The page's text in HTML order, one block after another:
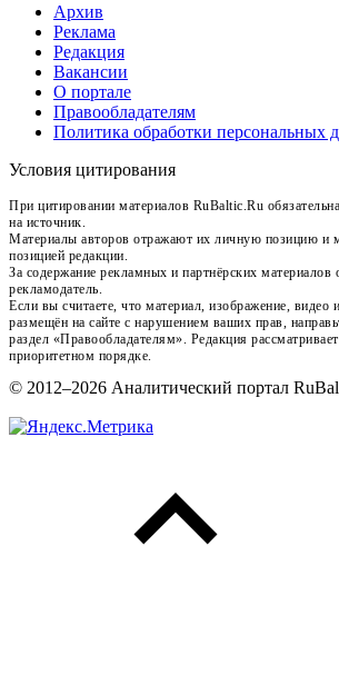
Архив
Реклама
Редакция
Вакансии
О портале
Правообладателям
Политика обработки персональных
Условия цитирования
При цитировании материалов RuBaltic.Ru
на источник.
Материалы авторов отражают их личную позицию и
позицией редакции.
За содержание рекламных и партнёрских материалов
рекламодатель.
Если вы считаете, что материал, изображение, видео
размещён на сайте с нарушением ваших прав,
раздел «Правообладателям». Редакция
приоритетном порядке.
© 2012–2026 Аналитический портал